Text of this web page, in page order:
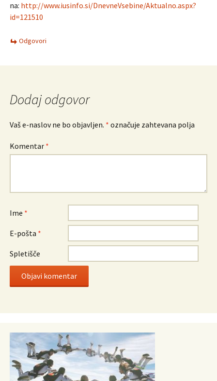
na: http://www.iusinfo.si/DnevneVsebine/Aktualno.aspx?
id=121510
Odgovori
Dodaj odgovor
Vaš e-naslov ne bo objavljen. * označuje zahtevana polja
Komentar *
Ime *
E-pošta *
Spletišče